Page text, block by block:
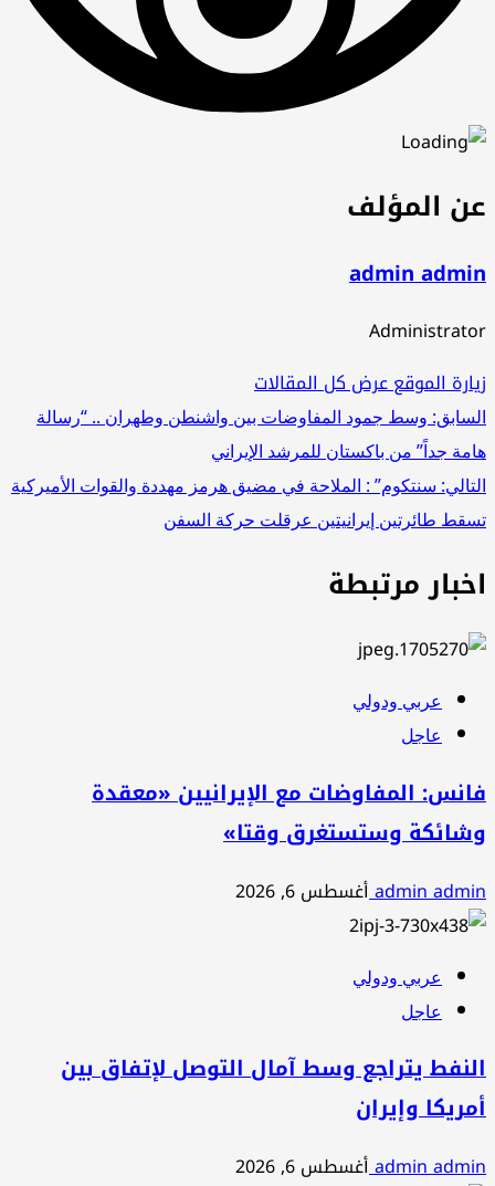
عن المؤلف
admin admin
Administrator
زيارة الموقععرض كل المقالات
تصفّح
المقالات
السابق: وسط جمود المفاوضات بين واشنطن وطهران .. “رسالة
هامة جداً” من باكستان للمرشد الإيراني
التالي: سنتكوم” : الملاحة في مضيق هرمز مهددة والقوات الأميركية
تسقط طائرتين إيرانيتين عرقلت حركة السفن
اخبار مرتبطة
عربي ودولي
عاجل
فانس: المفاوضات مع الإيرانيين «معقدة
وشائكة وستستغرق وقتا»
admin adminأغسطس 6, 2026
عربي ودولي
عاجل
النفط يتراجع وسط آمال التوصل لإتفاق بين
أمريكا وإيران
admin adminأغسطس 6, 2026